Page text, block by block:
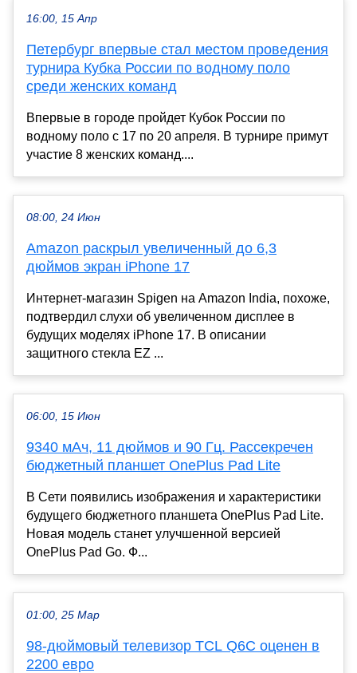
16:00, 15 Апр
Петербург впервые стал местом проведения
турнира Кубка России по водному поло
среди женских команд
Впервые в городе пройдет Кубок России по
водному поло с 17 по 20 апреля. В турнире примут
участие 8 женских команд....
08:00, 24 Июн
Amazon раскрыл увеличенный до 6,3
дюймов экран iPhone 17
Интернет-магазин Spigen на Amazon India, похоже,
подтвердил слухи об увеличенном дисплее в
будущих моделях iPhone 17. В описании
защитного стекла EZ ...
06:00, 15 Июн
9340 мАч, 11 дюймов и 90 Гц. Рассекречен
бюджетный планшет OnePlus Pad Lite
В Сети появились изображения и характеристики
будущего бюджетного планшета OnePlus Pad Lite.
Новая модель станет улучшенной версией
OnePlus Pad Go. Ф...
01:00, 25 Мар
98-дюймовый телевизор TCL Q6C оценен в
2200 евро